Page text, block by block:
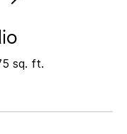
sq. ft.